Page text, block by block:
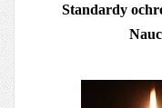
Standardy